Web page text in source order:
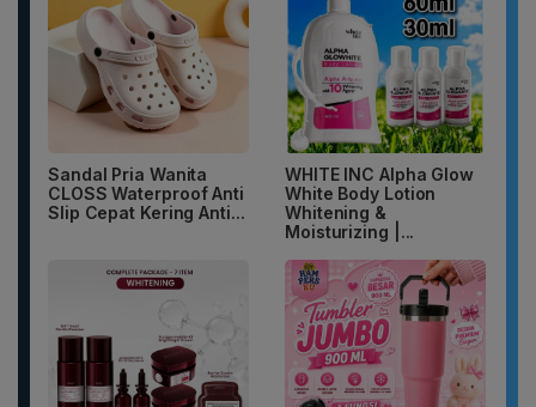
Sandal Pria Wanita
CLOSS Waterproof Anti
Slip Cepat Kering Anti...
WHITE INC Alpha Glow
White Body Lotion
Whitening &
Moisturizing |...